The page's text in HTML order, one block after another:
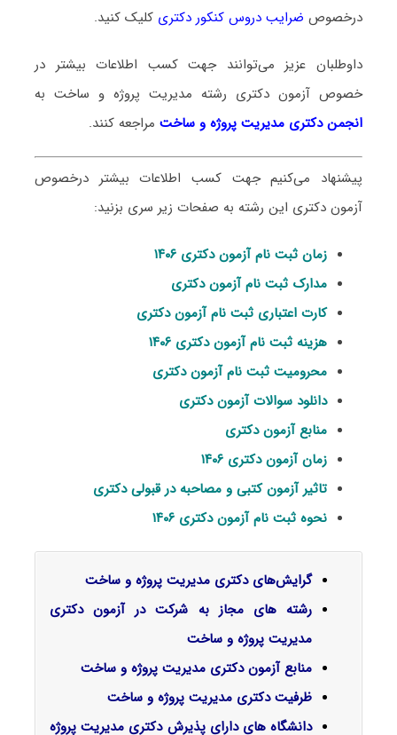
درخصوص ضرایب دروس کنکور دکتری کلیک کنید.
داوطلبان عزیز می‌توانند جهت کسب اطلاعات بیشتر در
خصوص آزمون دکتری رشته مدیریت پروژه و ساخت به
انجمن دکتری مدیریت پروژه و ساخت مراجعه کنند.
پیشنهاد می‌کنیم جهت کسب اطلاعات بیشتر درخصوص
آزمون دکتری این رشته به صفحات زیر سری بزنید:
زمان ثبت نام آزمون دکتری ۱۴۰۶
مدارک ثبت نام آزمون دکتری
کارت اعتباری ثبت نام آزمون دکتری
هزینه ثبت نام آزمون دکتری ۱۴۰۶
محرومیت ثبت نام آزمون دکتری
دانلود سوالات آزمون دکتری
منابع آزمون دکتری
زمان آزمون دکتری ۱۴۰۶
تاثیر آزمون کتبی و مصاحبه در قبولی دکتری
نحوه ثبت نام آزمون دکتری ۱۴۰۶
گرایش‌های دکتری مدیریت پروژه و ساخت
رشته های مجاز به شرکت در آزمون دکتری
مدیریت پروژه و ساخت
منابع آزمون دکتری مدیریت پروژه و ساخت
ظرفیت دکتری مدیریت پروژه و ساخت
دانشگاه های دارای پذیرش دکتری مدیریت پروژه